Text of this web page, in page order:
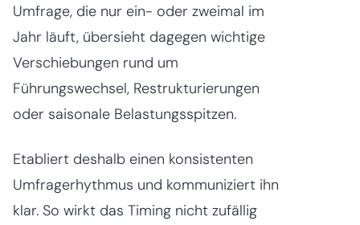
Umfrage, die nur ein- oder zweimal im
Jahr läuft, übersieht dagegen wichtige
Verschiebungen rund um
Führungswechsel, Restrukturierungen
oder saisonale Belastungsspitzen.
Etabliert deshalb einen konsistenten
Umfragerhythmus und kommuniziert ihn
klar. So wirkt das Timing nicht zufällig